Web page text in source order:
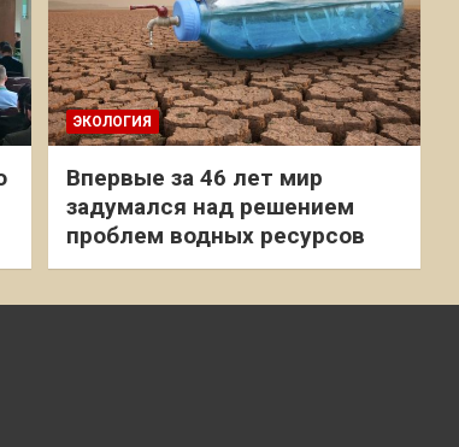
ЭКОЛОГИЯ
Впервые за 46 лет мир
задумался над решением
проблем водных ресурсов